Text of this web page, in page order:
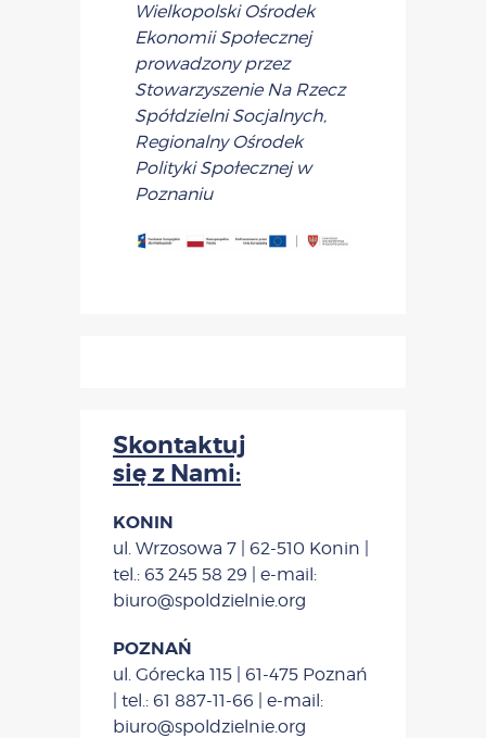
Wielkopolski Ośrodek
Ekonomii Społecznej
prowadzony przez
Stowarzyszenie Na Rzecz
Spółdzielni Socjalnych,
Regionalny Ośrodek
Polityki Społecznej w
Poznaniu
Skontaktuj
się z Nami:
KONIN
ul. Wrzosowa 7 | 62-510 Konin |
tel.: 63 245 58 29 | e-mail:
biuro@spoldzielnie.org
POZNAŃ
ul. Górecka 115 | 61-475 Poznań
| tel.: 61 887-11-66 | e-mail:
biuro@spoldzielnie.org